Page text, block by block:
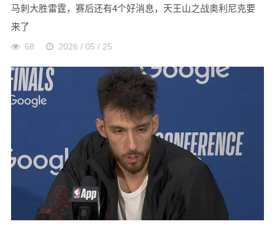
马刺大胜雷霆，赛后还有4个好消息，天王山之战奥利尼克要
来了
68 2026 / 05 / 25